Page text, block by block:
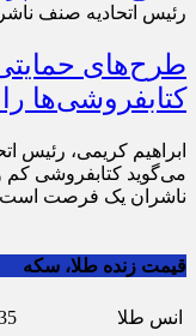
رئیس اتحادیه صنف
طرح‌های
کتابفروشی‌ها
ابراهیم کریمی، رئیس
می‌گوید کتابفروشی کم
ناشران یک فرصت
قیمت زنده طلا، سکه
انس طلا $